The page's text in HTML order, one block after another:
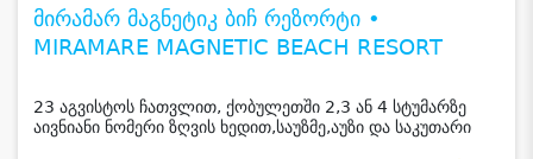
მირამარ მაგნეტიკ ბიჩ რეზორტი •
MIRAMARE MAGNETIC BEACH RESORT
23 აგვისტოს ჩათვლით, ქობულეთში 2,3 ან 4 სტუმარზე
აივნიანი ნომერი ზღვის ხედით,საუზმე,აუზი და საკუთარი